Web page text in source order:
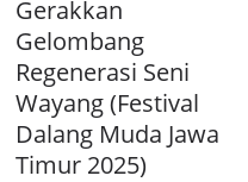
Gerakkan
Gelombang
Regenerasi Seni
Wayang (Festival
Dalang Muda Jawa
Timur 2025)